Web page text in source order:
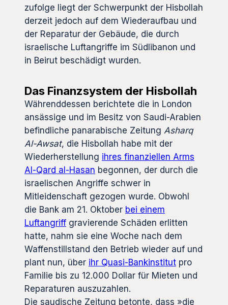
zufolge liegt der Schwerpunkt der Hisbollah
derzeit jedoch auf dem Wiederaufbau und
der Reparatur der Gebäude, die durch
israelische Luftangriffe im Südlibanon und
in Beirut beschädigt wurden.
Das Finanzsystem der Hisbollah
Währenddessen berichtete die in London
ansässige und im Besitz von Saudi-Arabien
befindliche panarabische Zeitung Asharq
Al-Awsat, die Hisbollah habe mit der
Wiederherstellung ihres finanziellen Arms
Al-Qard al-Hasan begonnen, der durch die
israelischen Angriffe schwer in
Mitleidenschaft gezogen wurde. Obwohl
die Bank am 21. Oktober bei einem
Luftangriff gravierende Schäden erlitten
hatte, nahm sie eine Woche nach dem
Waffenstillstand den Betrieb wieder auf und
plant nun, über ihr Quasi-Bankinstitut pro
Familie bis zu 12.000 Dollar für Mieten und
Reparaturen auszuzahlen.
Die saudische Zeitung betonte, dass »die